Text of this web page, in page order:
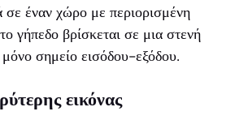
έναν χώρο με περιορισμένη
γήπεδο βρίσκεται σε μια στενή
σημείο εισόδου-εξόδου.
εικόνας